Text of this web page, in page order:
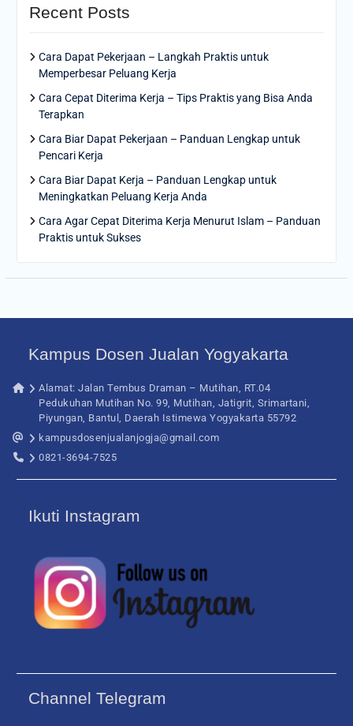
Recent Posts
Cara Dapat Pekerjaan – Langkah Praktis untuk
Memperbesar Peluang Kerja
Cara Cepat Diterima Kerja – Tips Praktis yang Bisa Anda
Terapkan
Cara Biar Dapat Pekerjaan – Panduan Lengkap untuk
Pencari Kerja
Cara Biar Dapat Kerja – Panduan Lengkap untuk
Meningkatkan Peluang Kerja Anda
Cara Agar Cepat Diterima Kerja Menurut Islam – Panduan
Praktis untuk Sukses
Kampus Dosen Jualan Yogyakarta
Alamat: Jalan Tembus Draman – Mutihan, RT.04
Pedukuhan Mutihan No. 99, Mutihan, Jatigrit, Srimartani,
Piyungan, Bantul, Daerah Istimewa Yogyakarta 55792
kampusdosenjualanjogja@gmail.com
0821-3694-7525
Ikuti Instagram
Channel Telegram